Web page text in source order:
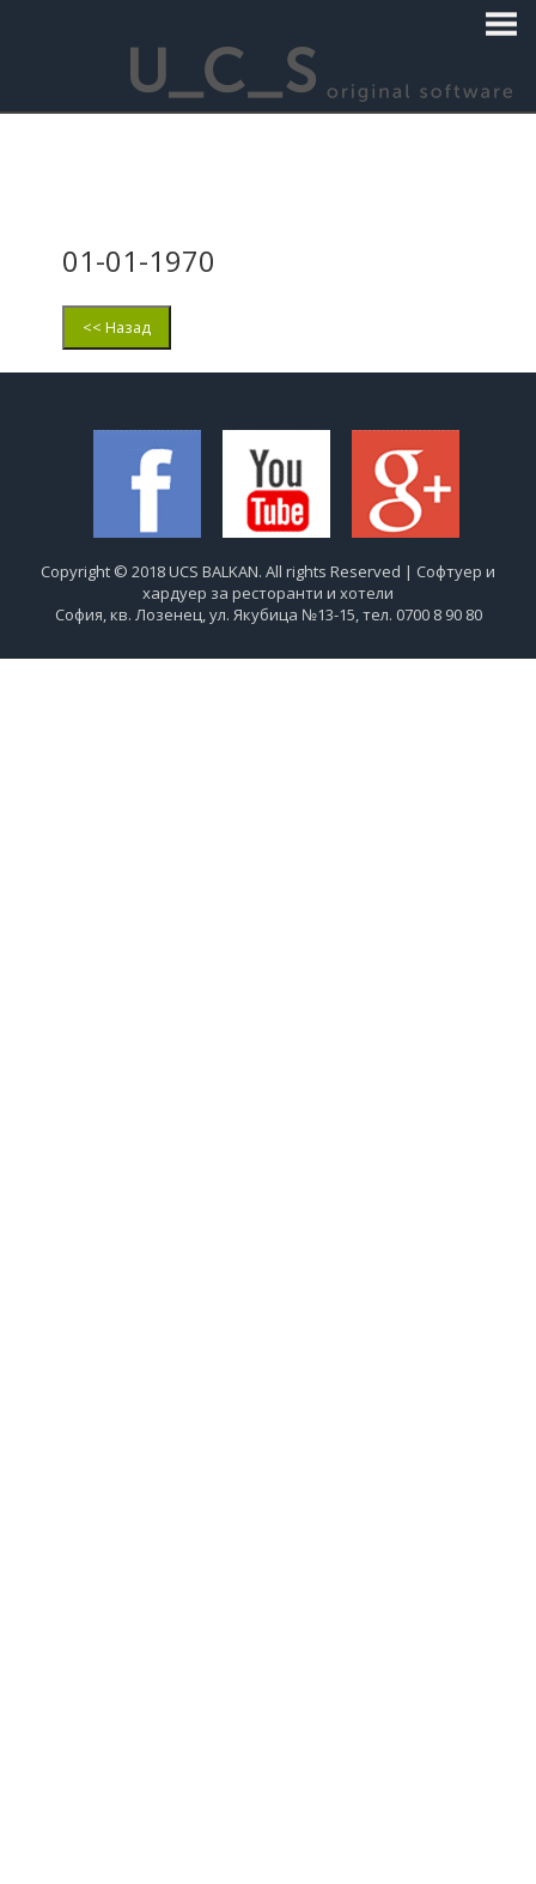
01-01-1970
<< Назад
Copyright © 2018 UCS BALKAN. All rights Reserved | Софтуер и
хардуер за ресторанти и хотели
София, кв. Лозенец, ул. Якубица №13-15, тел. 0700 8 90 80